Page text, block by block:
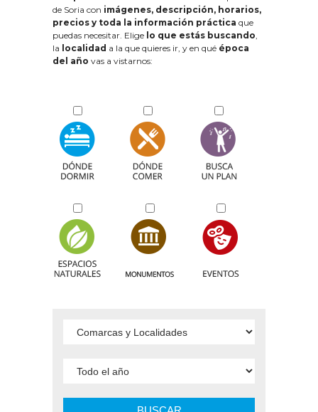
de Soria con imágenes, descripción, horarios,
precios y toda la información práctica que
puedas necesitar. Elige lo que estás buscando,
la localidad a la que quieres ir, y en qué época
del año vas a vistarnos: